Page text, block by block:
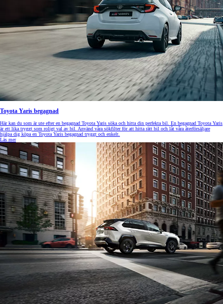
Toyota Yaris begagnad
Här kan du som är ute efter en begagnad Toyota Yaris söka och hitta din perfekta bil. En begagnad Toyota Yaris
är ett lika tryggt som roligt val av bil. Använd våra sökfilter för att hitta rätt bil och låt våra återförsäljare
hjälpa dig köpa en Toyota Yaris begagnad tryggt och enkelt.
Läs mer